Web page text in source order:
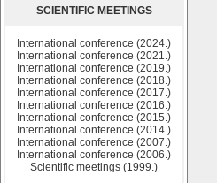
SCIENTIFIC MEETINGS
International conference (2024.)
International conference (2021.)
International conference (2019.)
International conference (2018.)
International conference (2017.)
International conference (2016.)
International conference (2015.)
International conference (2014.)
International conference (2007.)
International conference (2006.)
Scientific meetings (1999.)